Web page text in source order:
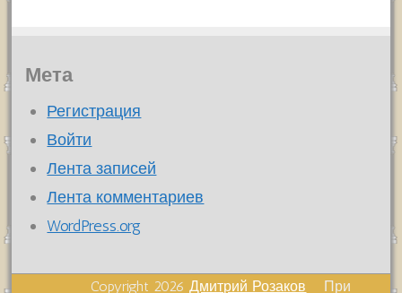
Мета
Регистрация
Войти
Лента записей
Лента комментариев
WordPress.org
Copyright 2026Дмитрий Розаков При